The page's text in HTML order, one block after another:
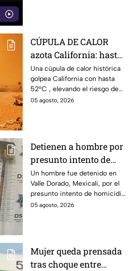
CÚPULA DE CALOR
azota California: hasta
52°C en estas zonas ⚠️
Una cúpula de calor histórica
golpea California con hasta
52°C , elevando el riesgo de
incendios, así que tomas
05 agosto, 2026
Detienen a hombre por
presunto intento de
homicidio con una pala
en Mexicali; habría
atacado a otro mientras
dormía
Un hombre fue detenido en
Valle Dorado, Mexicali, por el
presunto intento de homicidio
de otro con una pala. La
05 agosto, 2026
Mujer queda prensada
tras choque entre